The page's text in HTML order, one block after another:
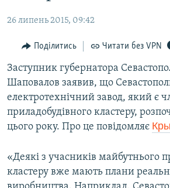
основної
Перейти
пошуку
БЛОГИ
ПОГЛЯД
ІНТЕРВ'Ю
СПЕЦПРОЕКТИ
ДЕПОРТАЦІЯ
ВІДЕОУРОКИ «ELIFBE»
СВІДЧЕННЯ ОКУПАЦІЇ
ЯК ОБІЙТИ БЛОКУВАННЯ
Русский
Qırımtatar
26 липень 2015, 09:42
Поділитись Читати без VPN
Заступник губернатора
Шаповалов заявив, що
електротехнічний завод, який є
приладобудівного кластеру,
цього року. Про це повідомляє
«Деякі з учасників майбутнього
кластеру вже мають плани